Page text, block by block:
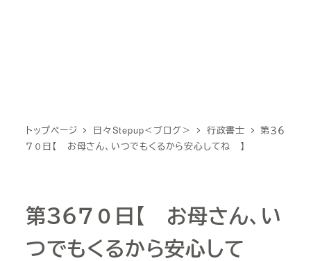
トップページ 日々Stepup＜ブログ＞ 行政書士
第３６
７０日【 お母さん、いつでもくるから安心してね 】
第３６７０日【 お母さん、い
つでもくるから安心して